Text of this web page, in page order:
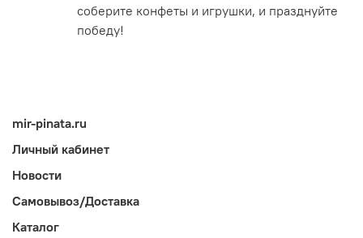
соберите конфеты и игрушки, и празднуйте
победу!
mir-pinata.ru
Личный кабинет
Новости
Самовывоз/Доставка
Каталог